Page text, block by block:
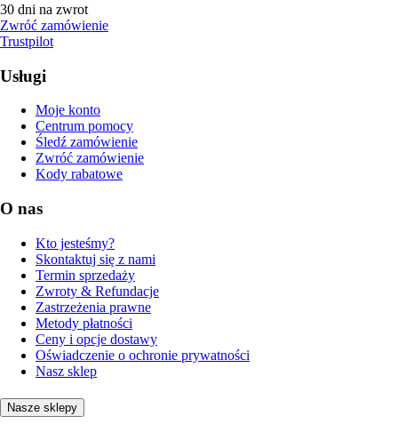
30 dni na zwrot
Zwróć zamówienie
Trustpilot
Usługi
Moje konto
Centrum pomocy
Śledź zamówienie
Zwróć zamówienie
Kody rabatowe
O nas
Kto jesteśmy?
Skontaktuj się z nami
Termin sprzedaży
Zwroty & Refundacje
Zastrzeżenia prawne
Metody płatności
Ceny i opcje dostawy
Oświadczenie o ochronie prywatności
Nasz sklep
Nasze sklepy